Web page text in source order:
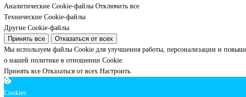
Аналитические Cookie-файлы Отключить все
Технические Cookie-файлы
Другие Cookie-файлы
Принять все
Отказаться от всех
Мы используем файлы Cookie для улучшения работы, персонализации и
о нашей политике в отношении Cookie.
Принять все Отказаться от всех Настроить
Cookies